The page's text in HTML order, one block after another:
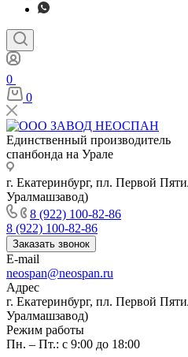
0
0
Единственный производитель
спанбонда на Урале
г. Екатеринбург, пл. Первой
Уралмашзавод)
8 (922) 100-82-86
8 (922) 100-82-86
Заказать звонок
E-mail
neospan@neospan.ru
Адрес
г. Екатеринбург, пл. Первой
Уралмашзавод)
Режим работы
Пн. – Пт.: с 9:00 до 18:00